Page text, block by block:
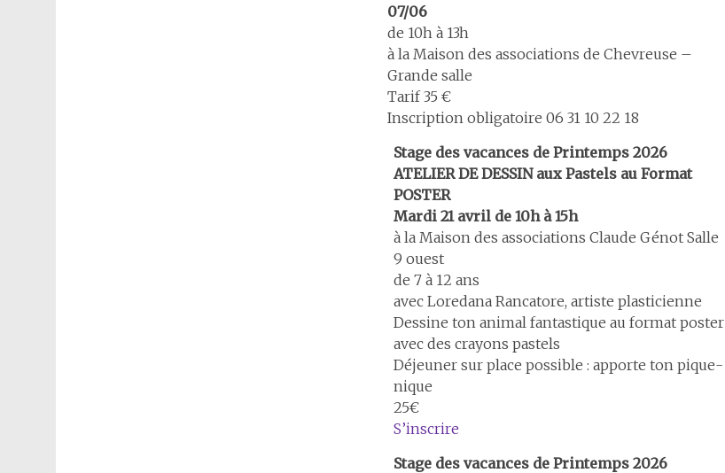
07/06
de 10h à 13h
à la Maison des associations de Chevreuse –
Grande salle
Tarif 35 €
Inscription obligatoire 06 31 10 22 18
Stage des vacances de Printemps 2026
ATELIER DE DESSIN aux Pastels au Format
POSTER
Mardi 21 avril de 10h à 15h
à la Maison des associations Claude Génot Salle
9 ouest
de 7 à 12 ans
avec Loredana Rancatore, artiste plasticienne
Dessine ton animal fantastique au format poster
avec des crayons pastels
Déjeuner sur place possible : apporte ton pique-
nique
25€
S’inscrire
Stage des vacances de Printemps 2026